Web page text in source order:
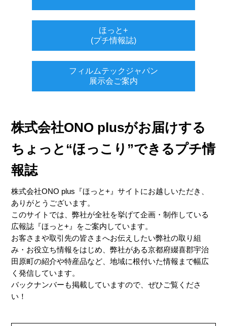
ほっと+
(プチ情報誌)
フィルムテックジャパン
展示会ご案内
株式会社ONO plusがお届けする
ちょっと“ほっこり”できるプチ情
報誌
株式会社ONO plus『ほっと+』サイトにお越しいただき、
ありがとうございます。
このサイトでは、弊社が全社を挙げて企画・制作している
広報誌『ほっと+』をご案内しています。
お客さまや取引先の皆さまへお伝えしたい弊社の取り組
み・お役立ち情報をはじめ、弊社がある京都府綴喜郡宇治
田原町の紹介や特産品など、地域に根付いた情報まで幅広
く発信しています。
バックナンバーも掲載していますので、ぜひご覧くださ
い！